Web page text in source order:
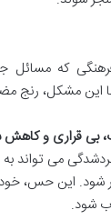
که مسائل
مشکل، رنج
بی قراری و
می تواند
شود. این حس، خود
شود.